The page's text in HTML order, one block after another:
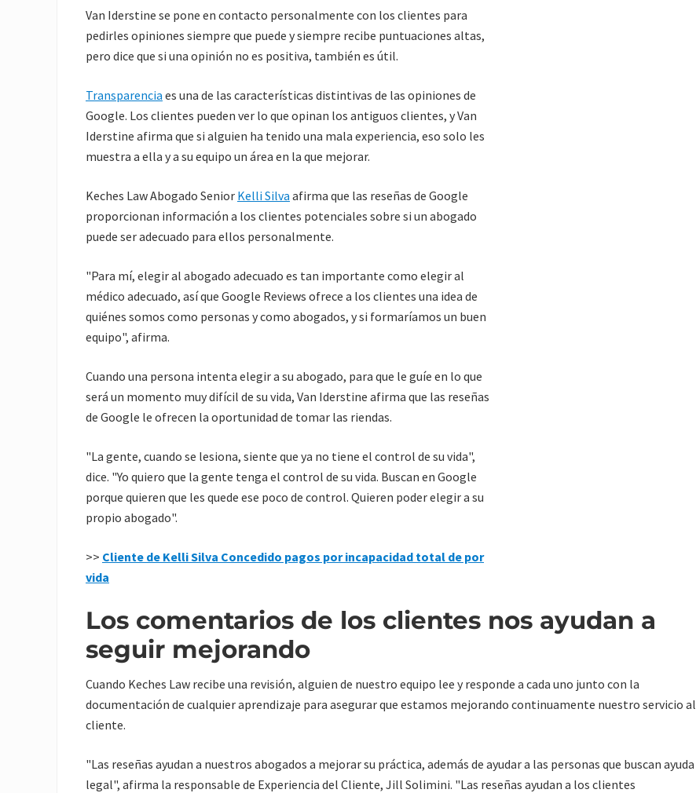
Van Iderstine se pone en contacto personalmente con los clientes para
pedirles opiniones siempre que puede y siempre recibe puntuaciones altas,
pero dice que si una opinión no es positiva, también es útil.
Transparencia es una de las características distintivas de las opiniones de
Google. Los clientes pueden ver lo que opinan los antiguos clientes, y Van
Iderstine afirma que si alguien ha tenido una mala experiencia, eso solo les
muestra a ella y a su equipo un área en la que mejorar.
Keches Law Abogado Senior Kelli Silva afirma que las reseñas de Google
proporcionan información a los clientes potenciales sobre si un abogado
puede ser adecuado para ellos personalmente.
"Para mí, elegir al abogado adecuado es tan importante como elegir al
médico adecuado, así que Google Reviews ofrece a los clientes una idea de
quiénes somos como personas y como abogados, y si formaríamos un buen
equipo", afirma.
Cuando una persona intenta elegir a su abogado, para que le guíe en lo que
será un momento muy difícil de su vida, Van Iderstine afirma que las reseñas
de Google le ofrecen la oportunidad de tomar las riendas.
"La gente, cuando se lesiona, siente que ya no tiene el control de su vida",
dice. "Yo quiero que la gente tenga el control de su vida. Buscan en Google
porque quieren que les quede ese poco de control. Quieren poder elegir a su
propio abogado".
>> Cliente de Kelli Silva Concedido pagos por incapacidad total de por
vida
Los comentarios de los clientes nos ayudan a
seguir mejorando
Cuando Keches Law recibe una revisión, alguien de nuestro equipo lee y responde a cada uno junto con la
documentación de cualquier aprendizaje para asegurar que estamos mejorando continuamente nuestro servicio al
cliente.
"Las reseñas ayudan a nuestros abogados a mejorar su práctica, además de ayudar a las personas que buscan ayuda
legal", afirma la responsable de Experiencia del Cliente, Jill Solimini. "Las reseñas ayudan a los clientes